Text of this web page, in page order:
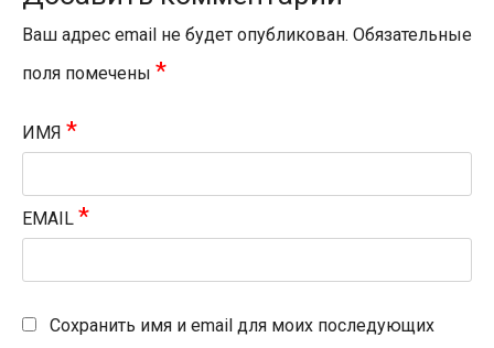
Ваш адрес email не будет опубликован. Обязательные
поля помечены *
ИМЯ *
EMAIL *
Сохранить имя и email для моих последующих